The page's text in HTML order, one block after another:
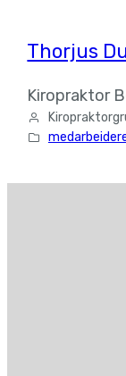
Thorjus
Kiropraktor